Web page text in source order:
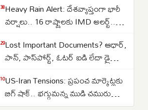
చిత్రంగా హిస్టరీ క్రియేట్..
Heavy Rain Alert: దేశవ్యాప్తంగా భారీ
వర్షాలు.. 16 రాష్ట్రాలకు IMD అలర్ట్..
రాష్ట్రాల్లో ఉరుములతో కూడిన వానలు..
Lost Important Documents? ఆధార్,
పాన్, పాస్‌పోర్ట్, ఓటర్ ఐడి లేదా డ్రైవింగ్
మీరు ఎక్కడ ఫిర్యాదు చేయాలి?
US-Iran Tensions: ప్రపంచ మార్కెట్లకు
బిగ్ షాక్.. భగ్గుమన్న ముడి చమురు
ధరలు.. హార్ముజ్ జలసంధి వద్ద తీవ్ర